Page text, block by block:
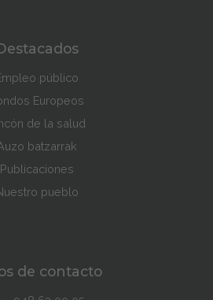
público
Europeos
de la salud
batzarrak
Publicaciones
pueblo
de contacto